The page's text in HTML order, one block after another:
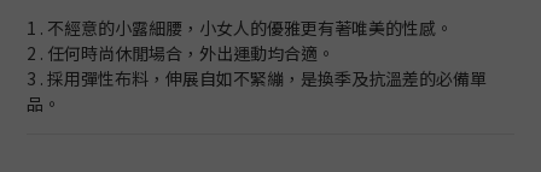
1 . 不經意的小露細腰，小女人的優雅更有著唯美的性感。
2 . 任何時尚休閒場合，外出運動均合適。
3 . 採用彈性布料，伸展自如不緊繃，是換季及抗溫差的必備單
品。